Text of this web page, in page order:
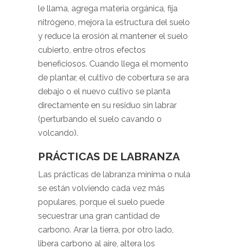
le llama, agrega materia orgánica, fija
nitrógeno, mejora la estructura del suelo
y reduce la erosión al mantener el suelo
cubierto, entre otros efectos
beneficiosos. Cuando llega el momento
de plantar, el cultivo de cobertura se ara
debajo o el nuevo cultivo se planta
directamente en su residuo sin labrar
(perturbando el suelo cavando o
volcando).
PRÁCTICAS DE LABRANZA
Las prácticas de labranza mínima o nula
se están volviendo cada vez más
populares, porque el suelo puede
secuestrar una gran cantidad de
carbono. Arar la tierra, por otro lado,
libera carbono al aire, altera los